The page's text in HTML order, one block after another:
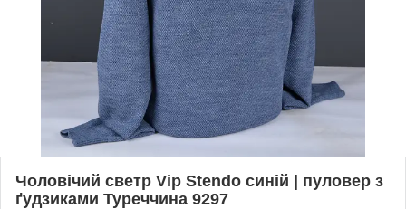
Чоловічий светр Vip Stendo синій | пуловер з
ґудзиками Туреччина 9297